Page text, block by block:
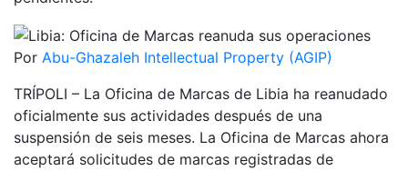
Por Abu-Ghazaleh Intellectual Property (AGIP)
TRÍPOLI – La Oficina de Marcas de Libia ha reanudado
oficialmente sus actividades después de una
suspensión de seis meses. La Oficina de Marcas ahora
aceptará solicitudes de marcas registradas de